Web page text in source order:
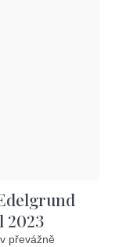
2023
převážně